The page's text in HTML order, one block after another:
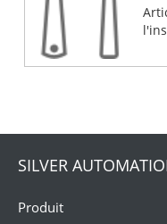
SILVER
Produit